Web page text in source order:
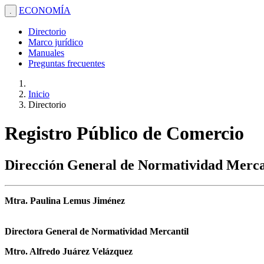
. ECONOMÍA
Directorio
Marco jurídico
Manuales
Preguntas frecuentes
Inicio
Directorio
Registro Público de Comercio
Dirección General de Normatividad
Mtra. Paulina Lemus Jiménez
Directora General de Normatividad Mercantil
Mtro. Alfredo Juárez Velázquez